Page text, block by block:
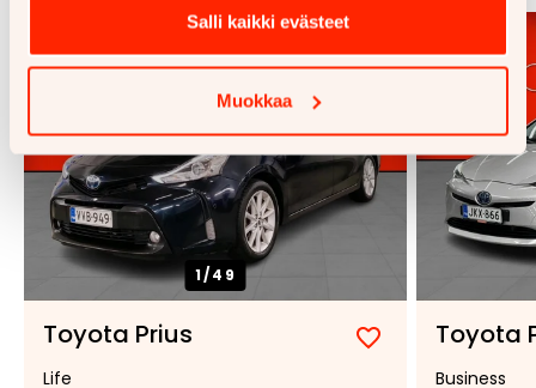
Salli kaikki evästeet
Muokkaa
1/49
Toyota Prius
Lisää
Poista
Life
Toyota
Business